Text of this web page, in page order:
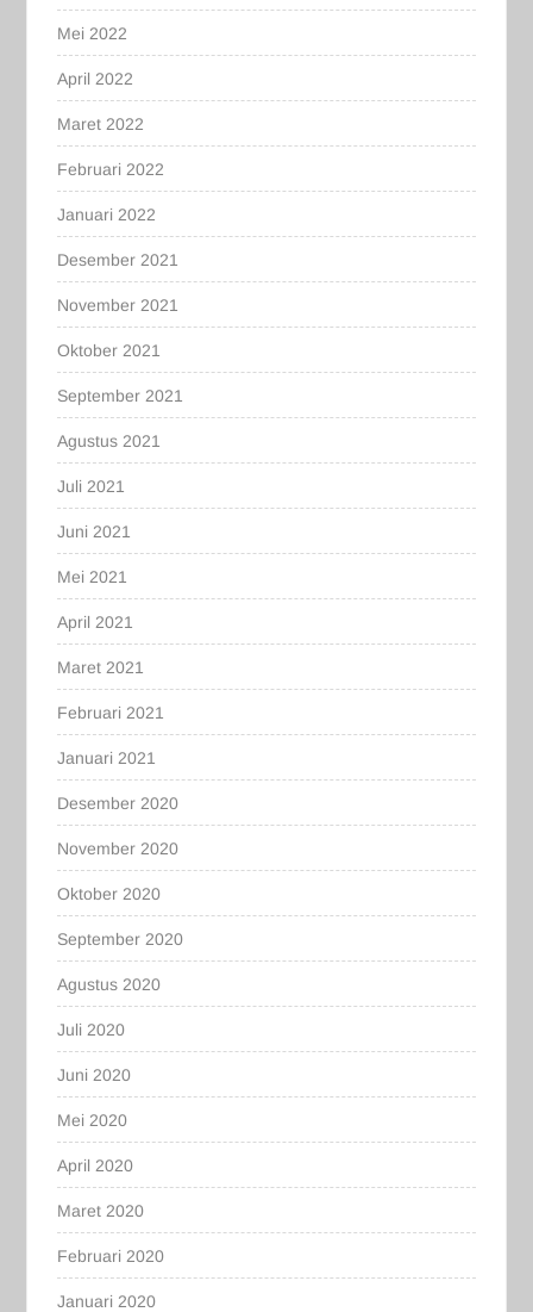
Mei 2022
April 2022
Maret 2022
Februari 2022
Januari 2022
Desember 2021
November 2021
Oktober 2021
September 2021
Agustus 2021
Juli 2021
Juni 2021
Mei 2021
April 2021
Maret 2021
Februari 2021
Januari 2021
Desember 2020
November 2020
Oktober 2020
September 2020
Agustus 2020
Juli 2020
Juni 2020
Mei 2020
April 2020
Maret 2020
Februari 2020
Januari 2020